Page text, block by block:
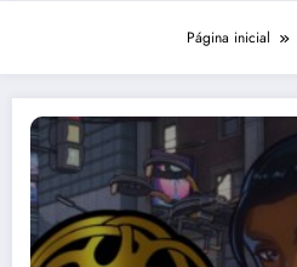
Página inicial